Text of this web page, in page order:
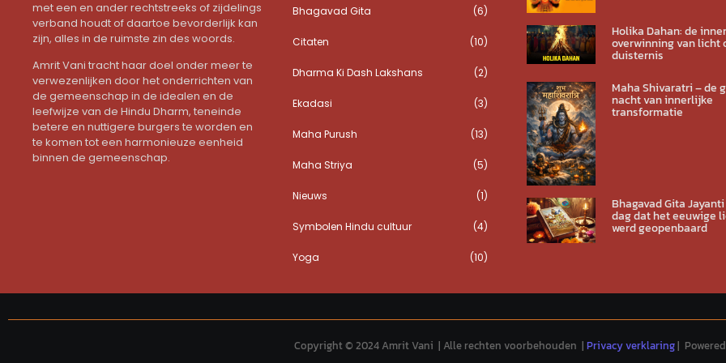
met een en ander rechtstreeks of zijdelings
verband houdt of daartoe bevorderlijk kan
zijn, alles in de ruimste zin des woords.
Amrit Vani tracht haar doel onder meer te
verwezenlijken door het onderrichten van
de gemeenschap in de idealen en de
leefwijze van de Hindu Dharm, teneinde
betere en nuttigere burgers te worden en
te komen tot een harmonieuze eenheid
binnen de gemeenschap.
Bhagavad Gita (6)
Citaten (10)
Dharma Ki Dash Lakshans (2)
Ekadasi (3)
Maha Purush (13)
Maha Striya (5)
Nieuws (1)
Symbolen Hindu cultuur (4)
Yoga (10)
Holika Dahan: de
overwinning van licht
duisternis
Maha Shivaratri – de
nacht van innerlijke
transformatie
Bhagavad Gita Jayanti
dag dat het eeuwige
werd geopenbaard
Copyright © 2024 Amrit Vani | Alle rechten voorbehouden | Privacy verklaring|